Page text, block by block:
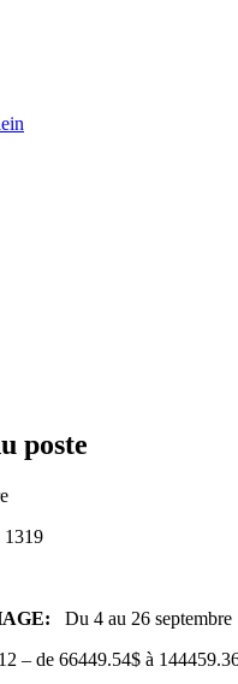
poste
1319
Du 4 au 26 septembre
– de 66449.54$ à